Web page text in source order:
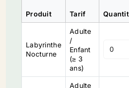
Produit Tarif
Labyrinthe
Nocturne
Adulte
/
Enfant
(≥ 3
ans)
Adulte